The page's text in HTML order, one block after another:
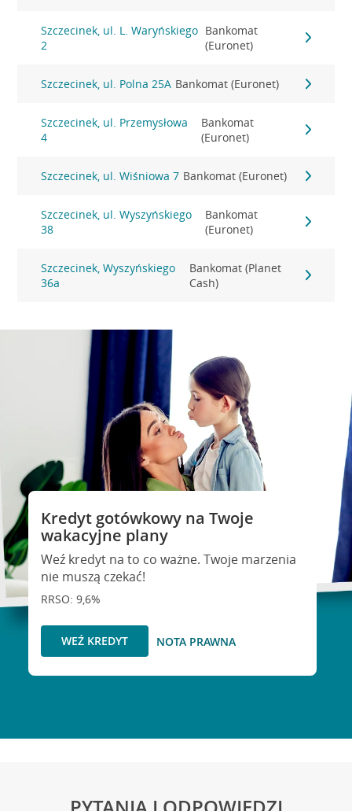
Szczecinek, ul. L. Waryńskiego
2
Bankomat
(Euronet)
Szczecinek, ul. Polna 25A Bankomat (Euronet)
Szczecinek, ul. Przemysłowa
4
Bankomat
(Euronet)
Szczecinek, ul. Wiśniowa 7 Bankomat (Euronet)
Szczecinek, ul. Wyszyńskiego
38
Bankomat
(Euronet)
Szczecinek, Wyszyńskiego
36a
Bankomat (Planet
Cash)
Kredyt gotówkowy na Twoje
wakacyjne plany
Weź kredyt na to co ważne. Twoje marzenia
nie muszą czekać!
RRSO: 9,6%
WEŹ KREDYT NOTA PRAWNA